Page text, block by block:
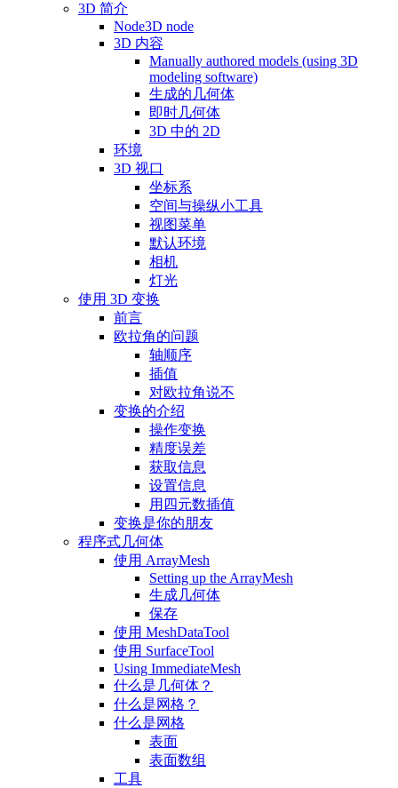
3D 简介
Node3D node
3D 内容
Manually authored models (using 3D
modeling software)
生成的几何体
即时几何体
3D 中的 2D
环境
3D 视口
坐标系
空间与操纵小工具
视图菜单
默认环境
相机
灯光
使用 3D 变换
前言
欧拉角的问题
轴顺序
插值
对欧拉角说不
变换的介绍
操作变换
精度误差
获取信息
设置信息
用四元数插值
变换是你的朋友
程序式几何体
使用 ArrayMesh
Setting up the ArrayMesh
生成几何体
保存
使用 MeshDataTool
使用 SurfaceTool
Using ImmediateMesh
什么是几何体？
什么是网格？
什么是网格
表面
表面数组
工具